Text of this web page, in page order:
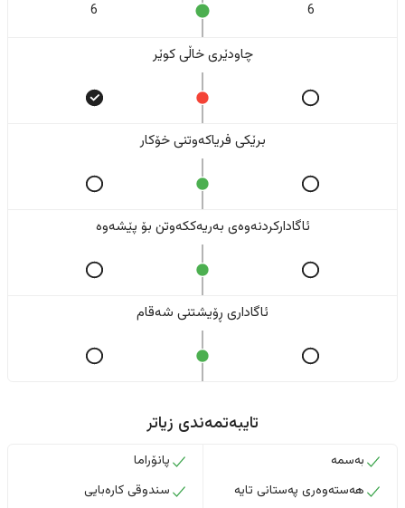
6
6
چاودێری خاڵی کوێر
برێکی فریاکەوتنی خۆکار
ئاگادارکردنەوەی بەریەککەوتن بۆ پێشەوە
ئاگاداری ڕۆیشتنی شەقام
تایبەتمەندی زیاتر
بەسمە
هەستەوەری پەستانی تایە
پانۆراما
سندوقی کارەبایی